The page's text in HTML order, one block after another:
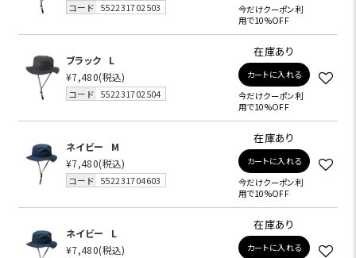
コード 552231702503
今だけクーポン利
用で10%OFF
ブラック
L
¥7,480(税込)
コード 552231702504
在庫あり
カートに入れる
今だけクーポン利
用で10%OFF
ネイビー
M
¥7,480(税込)
コード 552231704603
在庫あり
カートに入れる
今だけクーポン利
用で10%OFF
ネイビー
L
¥7,480(税込)
在庫あり
カートに入れる